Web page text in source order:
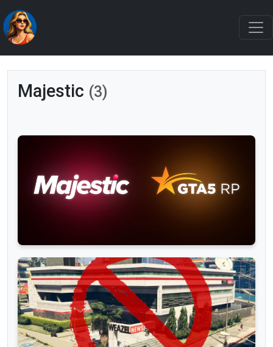
Majestic (3)
Новости
Majestic купил проект GTA5RP война
окончена, что будет с Ra...
— просмотры — комментарии